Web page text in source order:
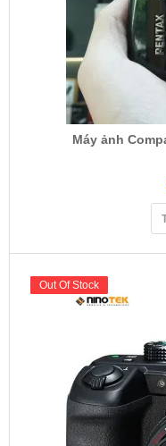
Máy ảnh
Out Of Stock
Out Of Stock